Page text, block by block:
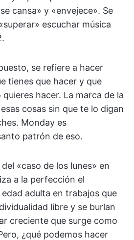
cansa» y «envejece». Se
escuchar música
se refiere a hacer
tienes que hacer y que
hacer. La marca de la
cosas sin que te lo digan
Monday es
patrón de eso.
«caso de los lunes» en
a la perfección el
adulta en trabajos que
libre y se burlan
creciente que surge como
¿qué podemos hacer